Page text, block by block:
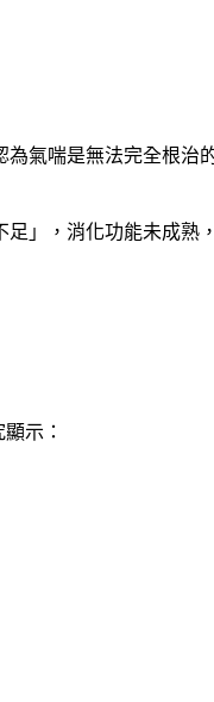
氣喘是無法完全根治
」，消化功能未成熟
示：